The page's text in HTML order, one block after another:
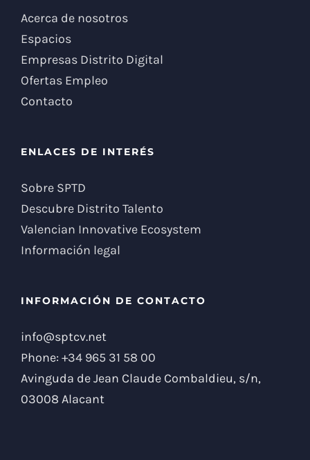
Acerca de nosotros
Espacios
Empresas Distrito Digital
Ofertas Empleo
Contacto
ENLACES DE INTERÉS
Sobre SPTD
Descubre Distrito Talento
Valencian Innovative Ecosystem
Información legal
INFORMACIÓN DE CONTACTO
info@sptcv.net
Phone: +34 965 31 58 00
Avinguda de Jean Claude Combaldieu, s/n,
03008 Alacant